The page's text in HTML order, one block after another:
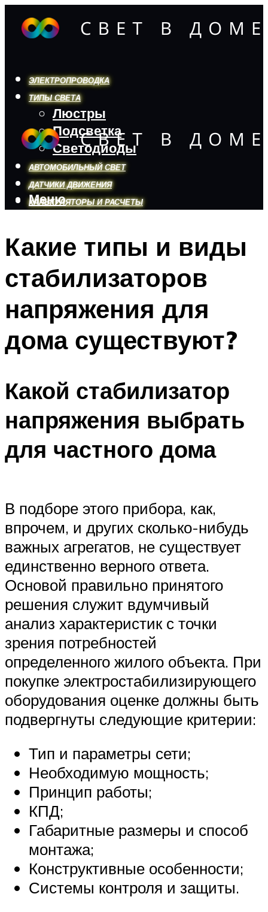
ЭЛЕКТРОПРОВОДКА
ТИПЫ СВЕТА
Люстры
Подсветка
Светодиоды
АВТОМОБИЛЬНЫЙ СВЕТ
ДАТЧИКИ ДВИЖЕНИЯ
КАЛЬКУЛЯТОРЫ И РАСЧЕТЫ
Меню
Меню
Какие типы и виды
стабилизаторов
напряжения для
дома существуют?
Какой стабилизатор
напряжения выбрать
для частного дома
В подборе этого прибора, как,
впрочем, и других сколько-нибудь
важных агрегатов, не существует
единственно верного ответа.
Основой правильно принятого
решения служит вдумчивый
анализ характеристик с точки
зрения потребностей
определенного жилого объекта. При
покупке электростабилизирующего
оборудования оценке должны быть
подвергнуты следующие критерии:
Тип и параметры сети;
Необходимую мощность;
Принцип работы;
КПД;
Габаритные размеры и способ
монтажа;
Конструктивные особенности;
Системы контроля и защиты.